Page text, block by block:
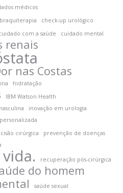
médicos
braquiterapia check-up urológico
com a saúde
cuidado mental
renais
nas Costas
hidratação
IBM Watson Health
inovação em urologia
cirúrgica
prevenção de doenças
recuperação pós-cirúrgica
do homem
saúde sexual